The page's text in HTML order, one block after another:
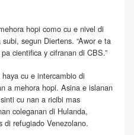
hopi como cu e nivel di
segun Diertens. “Awor e ta
cientifica y cifranan di CBS.”
cu e intercambio di
a mehora hopi. Asina e islanan
cu nan a ricibi mas
coleganan di Hulanda,
di refugiado Venezolano.